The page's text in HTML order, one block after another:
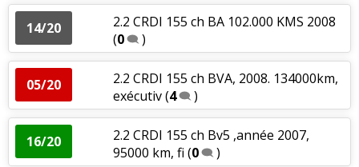
14/20
2.2 CRDI 155 ch BA 102.000 KMS 2008
(0 )
05/20
2.2 CRDI 155 ch BVA, 2008. 134000km,
exécutiv(4 )
16/20
2.2 CRDI 155 ch Bv5 ,année 2007,
95000 km, fi (0 )